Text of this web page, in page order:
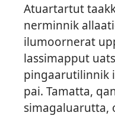
Atuar­tar­tut
nermin­nik
ilumoor­nerat
las­simap­put
pingaarutilin­nik
pai. Tamat­ta,
simagaluarut­ta,